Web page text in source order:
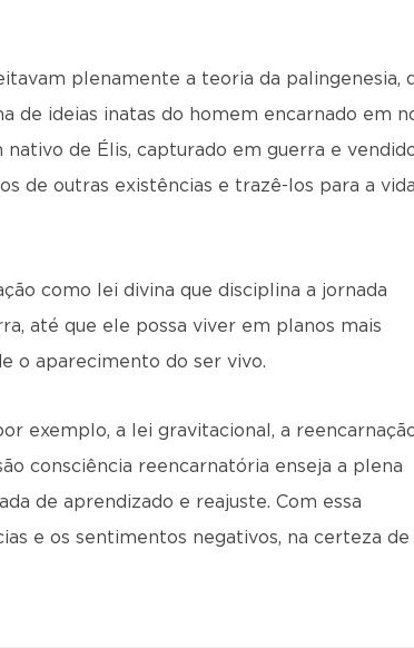
plenamente a teoria da palingenesia,
de ideias inatas do homem encarnado em
de Élis, capturado em guerra e
de outras existências e trazê-los para a vida
como lei divina que disciplina a jornada
até que ele possa viver em planos mais
o aparecimento do ser vivo.
exemplo, a lei gravitacional, a
consciência reencarnatória enseja a plena
de aprendizado e reajuste. Com essa
e os sentimentos negativos, na certeza de